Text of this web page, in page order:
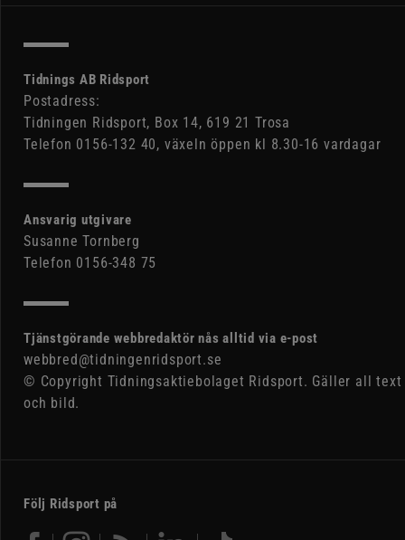
Tidnings AB Ridsport
Postadress:
Tidningen Ridsport, Box 14, 619 21 Trosa
Telefon 0156-132 40, växeln öppen kl 8.30-16 vardagar
Ansvarig utgivare
Susanne Tornberg
Telefon 0156-348 75
Tjänstgörande webbredaktör nås alltid via e-post
webbred@tidningenridsport.se
© Copyright Tidningsaktiebolaget Ridsport. Gäller all text
och bild.
Följ Ridsport på